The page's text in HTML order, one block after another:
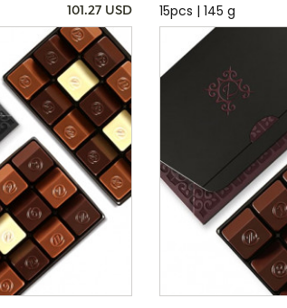
101.27 USD
15pcs | 145 g